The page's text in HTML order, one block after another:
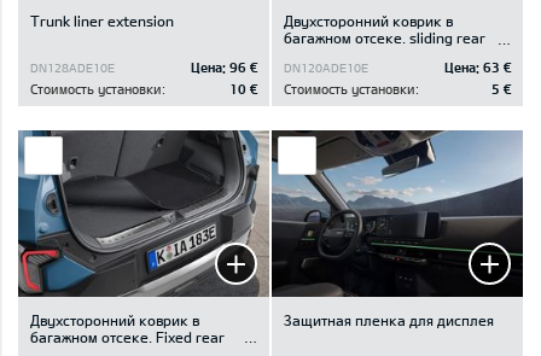
Trunk liner extension
DN128ADE10E Цена: 96 €
Стоимость установки:
10 €
Двухсторонний коврик в
багажном отсеке. sliding rear
DN120ADE10E Цена: 63 €
Стоимость установки:
5 €
Двухсторонний коврик в
багажном отсеке. Fixed rear
Защитная пленка для дисплея